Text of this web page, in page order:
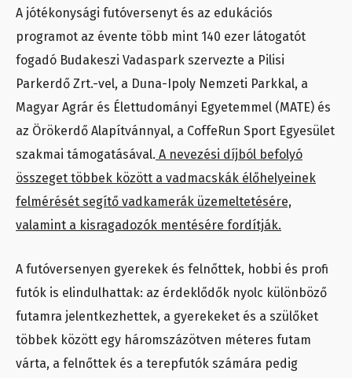
A jótékonysági futóversenyt és az edukációs
programot az évente több mint 140 ezer látogatót
fogadó Budakeszi Vadaspark szervezte a Pilisi
Parkerdő Zrt.-vel, a Duna-Ipoly Nemzeti Parkkal, a
Magyar Agrár és Élettudományi Egyetemmel (MATE) és
az Örökerdő Alapítvánnyal, a CoffeRun Sport Egyesület
szakmai támogatásával. A nevezési díjból befolyó
összeget többek között a vadmacskák élőhelyeinek
felmérését segítő vadkamerák üzemeltetésére,
valamint a kisragadozók mentésére fordítják.
A futóversenyen gyerekek és felnőttek, hobbi és profi
futók is elindulhattak: az érdeklődők nyolc különböző
futamra jelentkezhettek, a gyerekeket és a szülőket
többek között egy háromszázötven méteres futam
várta, a felnőttek és a terepfutók számára pedig